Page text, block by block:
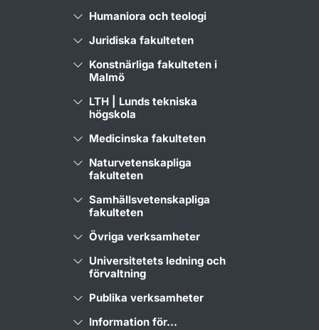
Humaniora och teologi
Juridiska fakulteten
Konstnärliga fakulteten i
Malmö
LTH | Lunds tekniska
högskola
Medicinska fakulteten
Naturvetenskapliga
fakulteten
Samhällsvetenskapliga
fakulteten
Övriga verksamheter
Universitetets ledning och
förvaltning
Publika verksamheter
Information för...